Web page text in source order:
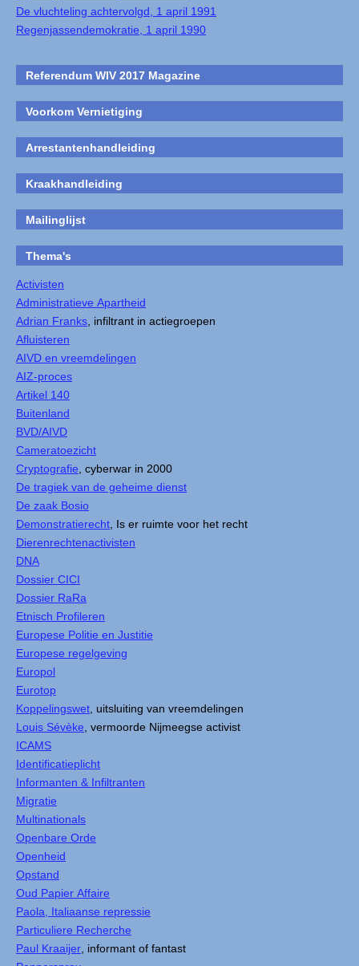
De vluchteling achtervolgd, 1 april 1991
Regenjassendemokratie, 1 april 1990
Referendum WIV 2017 Magazine
Voorkom Vernietiging
Arrestantenhandleiding
Kraakhandleiding
Mailinglijst
Thema's
Activisten
Administratieve Apartheid
Adrian Franks , infiltrant in actiegroepen
Afluisteren
AIVD en vreemdelingen
AIZ-proces
Artikel 140
Buitenland
BVD/AIVD
Cameratoezicht
Cryptografie , cyberwar in 2000
De tragiek van de geheime dienst
De zaak Bosio
Demonstratierecht , Is er ruimte voor het recht
Dierenrechtenactivisten
DNA
Dossier CICI
Dossier RaRa
Etnisch Profileren
Europese Politie en Justitie
Europese regelgeving
Europol
Eurotop
Koppelingswet , uitsluiting van vreemdelingen
Louis Sévèke , vermoorde Nijmeegse activist
ICAMS
Identificatieplicht
Informanten & Infiltranten
Migratie
Multinationals
Openbare Orde
Openheid
Opstand
Oud Papier Affaire
Paola, Italiaanse repressie
Particuliere Recherche
Paul Kraaijer , informant of fantast